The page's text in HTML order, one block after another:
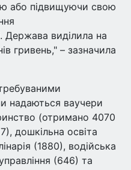
або підвищуючи свою
Держава виділила на
гривень," – зазначила
надаються ваучери
(отримано 4070
дошкільна освіта
(1880), водійська
(646) та